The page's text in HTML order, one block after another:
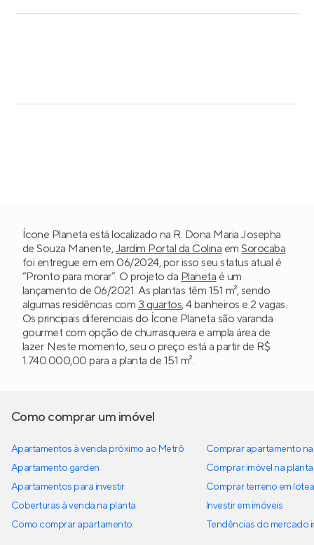
Ícone Planeta está localizado na R. Dona Maria Josepha
de Souza Manente,Jardim Portal da Colina emSorocaba
foi entregue em em 06/2024, por isso seu status atual é
“Pronto para morar”. O projeto da Planeta é um
lançamento de 06/2021. As plantas têm 151 m², sendo
algumas residências com 3 quartos, 4 banheiros e 2 vagas.
Os principais diferenciais do Ícone Planeta são varanda
gourmet com opção de churrasqueira e ampla área de
lazer. Neste momento, seu o preço está a partir de R$
1.740.000,00 para a planta de 151 m².
Como comprar um imóvel
Apartamentos à venda próximo ao Metrô
Apartamento garden
Apartamentos para investir
Coberturas à venda na planta
Como comprar apartamento
Comprar apartamento
Comprar imóvel na planta
Comprar terreno em
Investir em imóveis
Tendências do mercado